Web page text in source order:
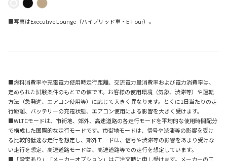
■写真はExecutive Lounge（ハイブリッド車・E-Four）。
■燃料消費率や充電電力使用時走行距離、交流電力量消費率および電力消費率は、
定められた試験条件のもとでの値です。お客様の使用環境（気象、渋滞等）や運転
方法（急発進、エアコン使用等）に応じて大きく異なります。とくに1日当たりの走
行距離、バッテリーの充電状態、エアコン使用による影響を大きく受けます。
■WLTCモードは、市街地、郊外、高速道路の各走行モードを平均的な使用時間配分
で構成した国際的な走行モードです。市街地モードは、信号や渋滞等の影響を受け
る比較的低速な走行を想定し、郊外モードは、信号や渋滞等の影響をあまり受けな
い走行を想定、高速道路モードは、高速道路等での走行を想定しています。
■「設定あり」「メーカーオプション」はご注文時に申し受けます。メーカーの工